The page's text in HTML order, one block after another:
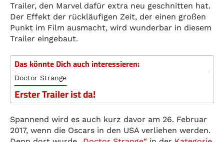
Trailer, den Marvel dafür extra neu geschnitten hat.
Der Effekt der rückläufigen Zeit, der einen großen
Punkt im Film ausmacht, wird wunderbar in diesem
Trailer eingebaut.
Das könnte Dich auch interessieren:
Doctor Strange
Erster Trailer ist da!
Spannend wird es auch kurz davor am 26. Februar
2017, wenn die Oscars in den USA verliehen werden.